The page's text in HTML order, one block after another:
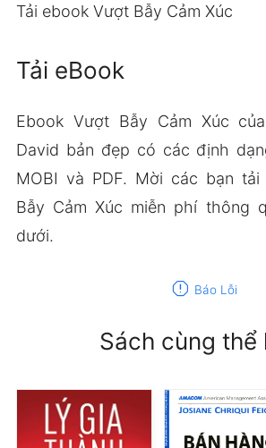
Tải ebook Vượt Bẫy Cảm Xúc
Tải eBook
Ebook Vượt Bẫy Cảm Xúc
David bản đẹp có các định
MOBI và PDF. Mời các bạn
Bẫy Cảm Xúc miễn phí thông
dưới.
report Báo Lỗi
Sách cùng thể